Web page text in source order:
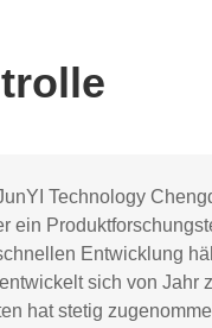
Technology
ein
Entwicklung
sich von Jahr
hat stetig